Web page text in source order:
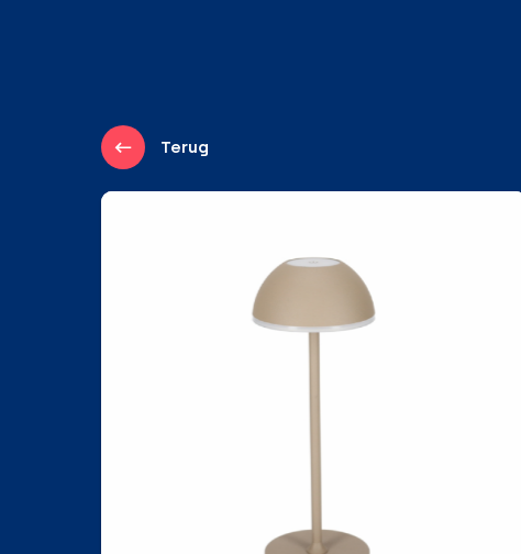
Terug